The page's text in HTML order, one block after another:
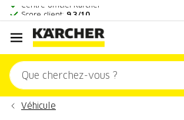
Score client:9,3/10
Véhicule